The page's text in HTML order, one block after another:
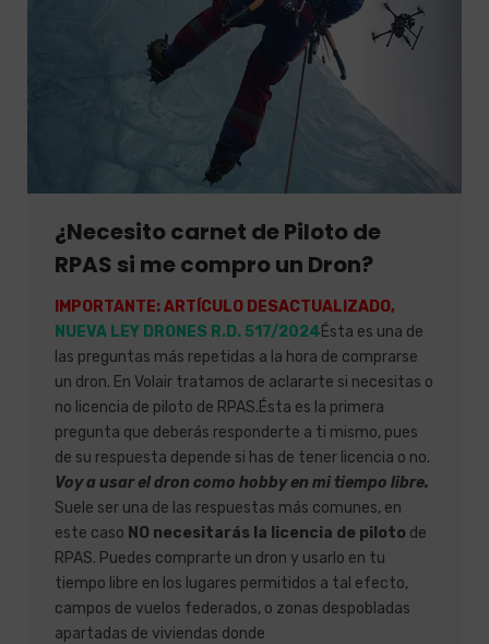
¿Necesito carnet de Piloto de
RPAS si me compro un Dron?
IMPORTANTE: ARTÍCULO DESACTUALIZADO,
NUEVA LEY DRONES R.D. 517/2024Ésta es una de
las preguntas más repetidas a la hora de comprarse
un dron. En Volair tratamos de aclararte si necesitas o
no licencia de piloto de RPAS.Ésta es la primera
pregunta que deberás responderte a ti mismo, pues
de su respuesta depende si has de tener licencia o no.
Voy a usar el dron como hobby en mi tiempo libre.
Suele ser una de las respuestas más comunes, en
este caso NO necesitarás la licencia de piloto de
RPAS. Puedes comprarte un dron y usarlo en tu
tiempo libre en los lugares permitidos a tal efecto,
campos de vuelos federados, o zonas despobladas
apartadas de viviendas donde